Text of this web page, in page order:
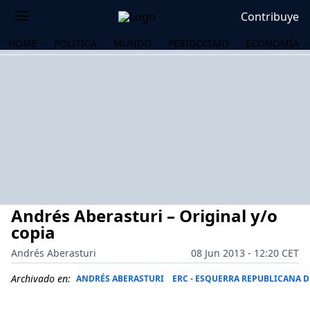
Contribuye
HOME POLÍTICA MUNDO PERIODISMO ECONOMÍA
Andrés Aberasturi – Original y/o
copia
Andrés Aberasturi
08 Jun 2013 - 12:20 CET
Archivado en: ANDRÉS ABERASTURI ERC - ESQUERRA REPUBLICANA